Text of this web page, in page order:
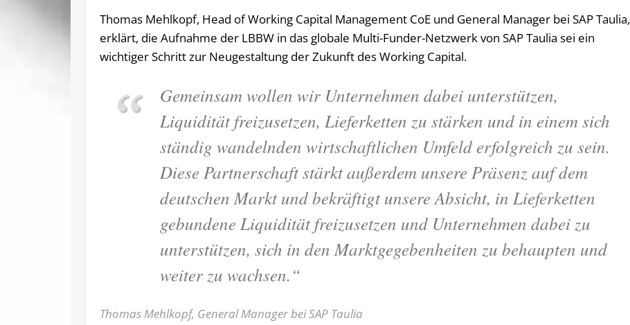
Thomas Mehlkopf, Head of Working Capital Management CoE und General Manager bei SAP Taulia,
erklärt, die Aufnahme der LBBW in das globale Multi-Funder-Netzwerk von SAP Taulia sei ein
wichtiger Schritt zur Neugestaltung der Zukunft des Working Capital.
Gemeinsam wollen wir Unternehmen dabei unterstützen,
Liquidität freizusetzen, Lieferketten zu stärken und in einem sich
ständig wandelnden wirtschaftlichen Umfeld erfolgreich zu sein.
Diese Partnerschaft stärkt außerdem unsere Präsenz auf dem
deutschen Markt und bekräftigt unsere Absicht, in Lieferketten
gebundene Liquidität freizusetzen und Unternehmen dabei zu
unterstützen, sich in den Marktgegebenheiten zu behaupten und
weiter zu wachsen.“
Thomas Mehlkopf, General Manager bei SAP Taulia